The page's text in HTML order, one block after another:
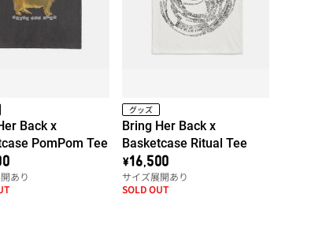
Back x
PomPom Tee
あり
グッズ
Bring Her Back x
Basketcase Ritual Tee
\16,500
サイズ展開あり
SOLD OUT